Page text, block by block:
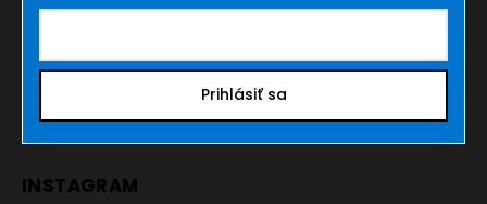
Prihlásiť sa
INSTAGRAM